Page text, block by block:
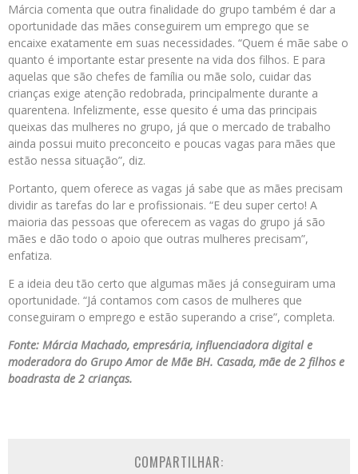
Márcia comenta que outra finalidade do grupo também é dar a
oportunidade das mães conseguirem um emprego que se
encaixe exatamente em suas necessidades. “Quem é mãe sabe o
quanto é importante estar presente na vida dos filhos. E para
aquelas que são chefes de família ou mãe solo, cuidar das
crianças exige atenção redobrada, principalmente durante a
quarentena. Infelizmente, esse quesito é uma das principais
queixas das mulheres no grupo, já que o mercado de trabalho
ainda possui muito preconceito e poucas vagas para mães que
estão nessa situação”, diz.
Portanto, quem oferece as vagas já sabe que as mães precisam
dividir as tarefas do lar e profissionais. “E deu super certo! A
maioria das pessoas que oferecem as vagas do grupo já são
mães e dão todo o apoio que outras mulheres precisam”,
enfatiza.
E a ideia deu tão certo que algumas mães já conseguiram uma
oportunidade. “Já contamos com casos de mulheres que
conseguiram o emprego e estão superando a crise”, completa.
Fonte: Márcia Machado, empresária, influenciadora digital e
moderadora do Grupo Amor de Mãe BH. Casada, mãe de 2 filhos e
boadrasta de 2 crianças.
COMPARTILHAR: